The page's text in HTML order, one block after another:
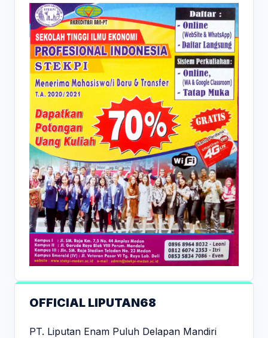
OFFICIAL LIPUTAN68
PT. Liputan Enam Puluh Delapan Mandiri